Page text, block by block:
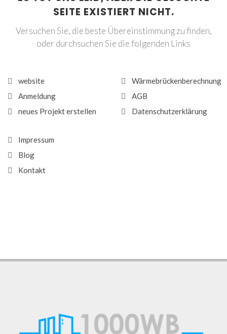
SEITE EXISTIERT NICHT.
Versuchen Sie, die beste Übereinstimmung zu finden,
oder durchsuchen Sie die folgenden Links
website
Anmeldung
neues Projekt erstellen
Wärmebrückenberechnung
AGB
Datenschutzerklärung
Impressum
Blog
Kontakt